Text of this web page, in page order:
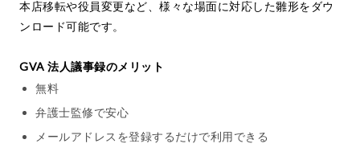
本店移転や役員変更など、様々な場面に対応した雛形をダウ
ンロード可能です。
GVA 法人議事録のメリット
無料
弁護士監修で安心
メールアドレスを登録するだけで利用できる